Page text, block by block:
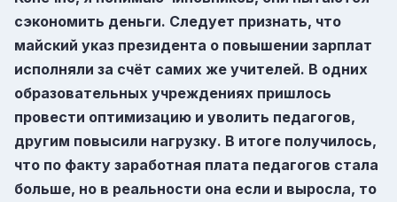
сэкономить деньги. Следует признать, что
майский указ президента о повышении зарплат
исполняли за счёт самих же учителей. В одних
образовательных учреждениях пришлось
провести оптимизацию и уволить педагогов,
другим повысили нагрузку. В итоге получилось,
что по факту заработная плата педагогов стала
больше, но в реальности она если и выросла, то